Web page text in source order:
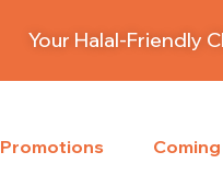
Your Halal-Friendly
Promotions